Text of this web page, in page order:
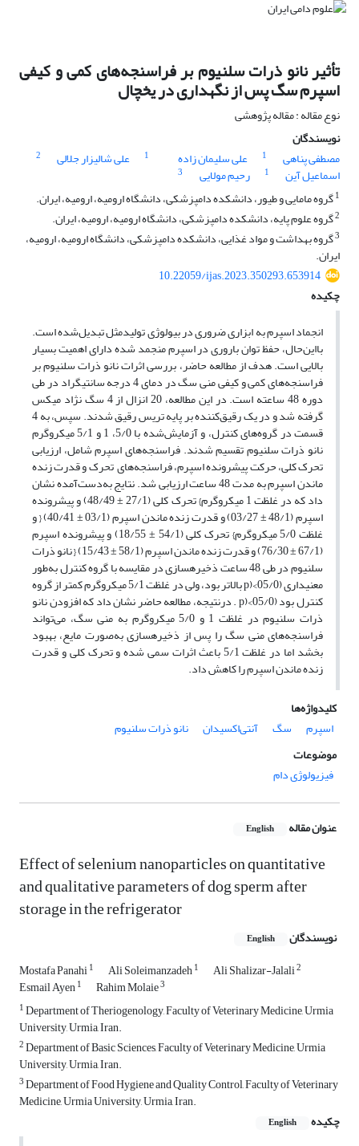
تأثیر نانو ذرات سلنیوم بر فراسنجه‌های کمی و کیفی
اسپرم سگ پس از نگهداری در یخچال
نوع مقاله : مقاله پژوهشی
نویسندگان
مصطفی پناهی
1 علی سلیمان زاده 1 علی شالیزار جلالی 2
اسماعیل آین 1 رحیم مولایی
3
1گروه مامایی و طیور، دانشکده دامپزشکی، دانشگاه ارومیه، ارومیه، ایران.
2گروه علوم پایه، دانشکده دامپزشکی، دانشگاه ارومیه، ارومیه، ایران.
3گروه بهداشت و مواد غذایی، دانشکده دامپزشکی، دانشگاه ارومیه، ارومیه،
ایران.
10.22059/ijas.2023.350293.653914
چکیده
انجماد اسپرم به ابزاری ضروری در بیولوژی تولیدمثل تبدیل‌شده است.
بااین‌حال، حفظ توان باروری در اسپرم منجمد شده دارای اهمیت بسیار
بالایی است. هدف از مطالعه حاضر، بررسی اثرات نانو ذرات سلنیوم بر
فراسنجه‌های کمی و کیفی منی سگ در دمای 4 درجه سانتی­گراد در طی
دوره 48 ساعته است. در این مطالعه، 20 انزال از 4 سگ نژاد میکس
گرفته شد و در یک رقیق‌کننده بر پایه تریس رقیق شدند. سپس، به 4
قسمت در گروه‌های کنترل، و آزمایش‌شده با 5/0، 1 و 5/1 میکروگرم
نانو ذرات سلنیوم تقسیم شدند. فراسنجه‌های اسپرم شامل، ارزیابی
تحرک کلی، حرکت پیشرونده اسپرم، فراسنجه‌های تحرک و قدرت زنده
ماندن اسپرم به مدت 48 ساعت ارزیابی شد. نتایج به‌دست‌آمده نشان
داد که در غلظت 1 میکروگرم} تحرک کلی (27/1 ± 48/49) و پیشرونده
اسپرم (48/1 ± 03/27) و قدرت زنده ماندن اسپرم (03/1 ± 40/41) { و
غلظت 5/0 میکروگرم} تحرک کلی (54/1 ± 18/55) و پیشرونده اسپرم
(67/1 ± 76/30) و قدرت زنده ماندن اسپرم (58/1 ± 15/43) { نانو ذرات
سلنیوم در طی 48 ساعت ذخیره­سازی در مقایسه با گروه کنترل به‌طور
معنی­داری (05/0>(p بالاتر بود، ولی در غلظت 5/1 میکروگرم کمتر از گروه
کنترل بود (05/0>(p . درنتیجه، مطالعه حاضر نشان داد که افزودن نانو
ذرات سلنیوم در غلظت 1 و 5/0 میکروگرم به منی سگ، می‌تواند
فراسنجه‌های منی سگ را پس از ذخیره­سازی به‌صورت مایع، بهبود
بخشد اما در غلظت 5/1 باعث اثرات سمی شده و تحرک کلی و قدرت
زنده ماندن اسپرم را کاهش داد.
کلیدواژه‌ها
اسپرم
سگ آنتی‌اکسیدان
نانو ذرات سلنیوم
موضوعات
فیزیولوژی دام
عنوان مقاله English
Effect of selenium nanoparticles on quantitative
and qualitative parameters of dog sperm after
storage in the refrigerator
نویسندگان English
Mostafa Panahi1 Ali Soleimanzadeh1 Ali Shalizar-Jalali2
Esmail Ayen1 Rahim Molaie3
1Department of Theriogenology, Faculty of Veterinary Medicine, Urmia
University, Urmia, Iran.
2Department of Basic Sciences, Faculty of Veterinary Medicine, Urmia
University, Urmia, Iran.
3Department of Food Hygiene and Quality Control, Faculty of Veterinary
Medicine, Urmia University, Urmia, Iran.
چکیده
English